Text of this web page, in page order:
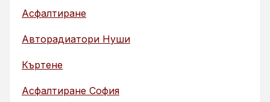
Асфалтиране
Авторадиатори Нуши
Къртене
Асфалтиране София